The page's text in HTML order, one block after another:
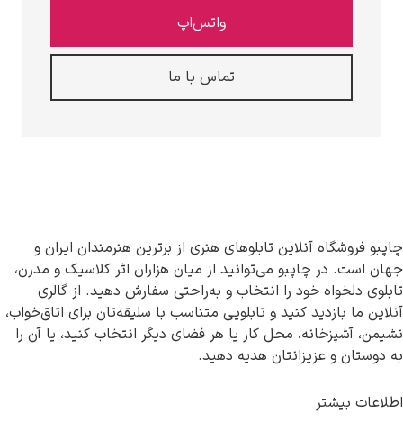
آنلاین تابلوهای هنری از برترین هنرمندان ایران و
چاپبو می‌توانید از میان هزاران اثر کلاسیک و مدرن،
خود را انتخاب و به‌راحتی سفارش دهید. از گالری
کنید و تابلویی متناسب با سلیقه‌تان برای اتاق‌خواب،
محل کار یا هر فضای دیگر انتخاب کنید، یا آن را
هدیه دهید.